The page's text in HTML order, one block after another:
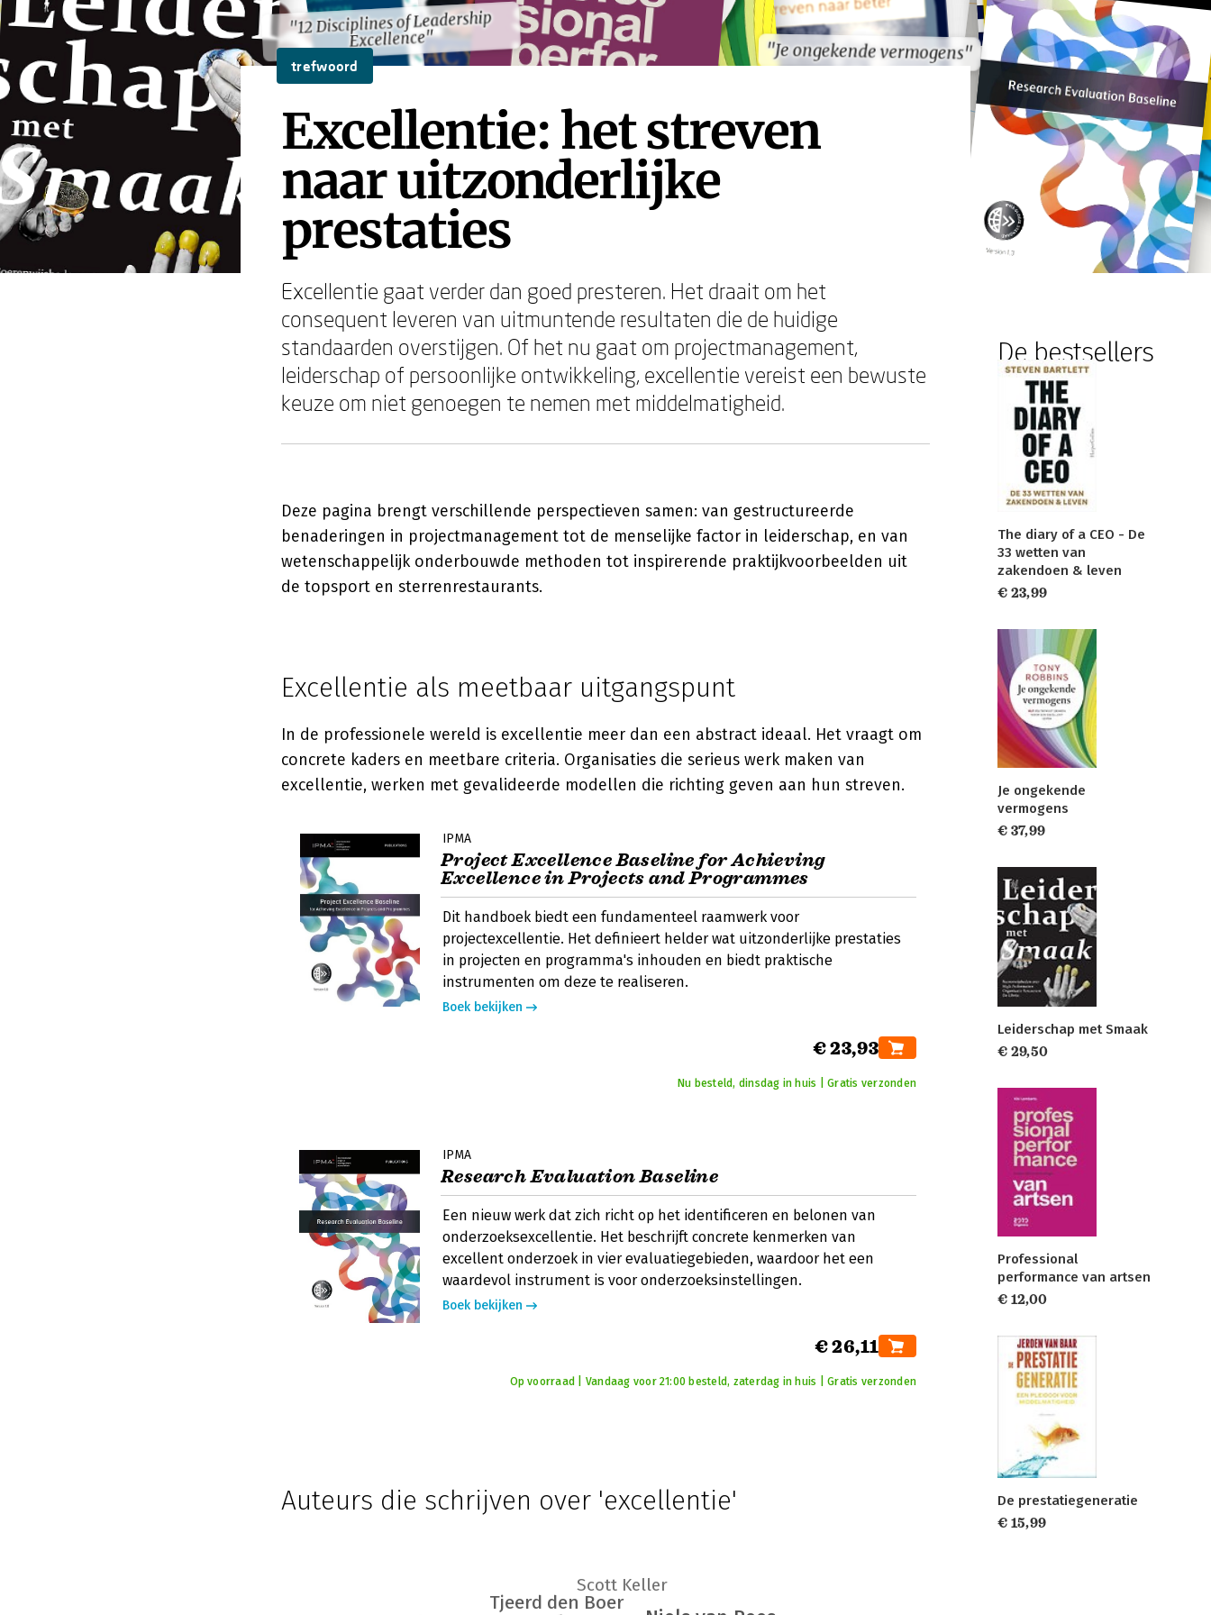
"12 Disciplines of Leadership
Excellence"
"Je ongekende vermogens"
"12 Disciplines of Leadership
Excellence"
"Je ongekende vermogens"
trefwoord
Excellentie: het streven
naar uitzonderlijke
prestaties
Excellentie gaat verder dan goed presteren. Het draait om het
consequent leveren van uitmuntende resultaten die de huidige
standaarden overstijgen. Of het nu gaat om projectmanagement,
leiderschap of persoonlijke ontwikkeling, excellentie vereist een bewuste
keuze om niet genoegen te nemen met middelmatigheid.
Deze pagina brengt verschillende perspectieven samen: van gestructureerde
benaderingen in projectmanagement tot de menselijke factor in leiderschap, en van
wetenschappelijk onderbouwde methoden tot inspirerende praktijkvoorbeelden uit
de topsport en sterrenrestaurants.
Excellentie als meetbaar uitgangspunt
In de professionele wereld is excellentie meer dan een abstract ideaal. Het vraagt om
concrete kaders en meetbare criteria. Organisaties die serieus werk maken van
excellentie, werken met gevalideerde modellen die richting geven aan hun streven.
IPMA
Project Excellence Baseline for Achieving
Excellence in Projects and Programmes
Dit handboek biedt een fundamenteel raamwerk voor
projectexcellentie. Het definieert helder wat uitzonderlijke prestaties
in projecten en programma's inhouden en biedt praktische
instrumenten om deze te realiseren.
Boek bekijken
€ 23,93
Nu besteld, dinsdag in huis | Gratis verzonden
IPMA
Research Evaluation Baseline
Een nieuw werk dat zich richt op het identificeren en belonen van
onderzoeksexcellentie. Het beschrijft concrete kenmerken van
excellent onderzoek in vier evaluatiegebieden, waardoor het een
waardevol instrument is voor onderzoeksinstellingen.
Boek bekijken
€ 26,11
Op voorraad | Vandaag voor 21:00 besteld, zaterdag in huis | Gratis verzonden
Auteurs die schrijven over 'excellentie'
Tjeerd den Boer
Scott Keller
De bestsellers
The diary of a CEO - De
33 wetten van
zakendoen & leven
€ 23,99
Je ongekende
vermogens
€ 37,99
Leiderschap met Smaak
€ 29,50
Professional
performance van artsen
€ 12,00
De prestatiegeneratie
€ 15,99